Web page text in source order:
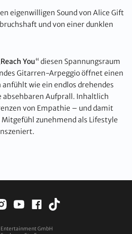
eigenwilligen Sound von Alice Gift
und von einer dunklen
Reach You“ diesen Spannungsraum
Gitarren-Arpeggio öffnet einen
wie ein endlos drehendes
absehbaren Aufprall. Inhaltlich
von Empathie – und damit
zunehmend als Lifestyle
GmbH